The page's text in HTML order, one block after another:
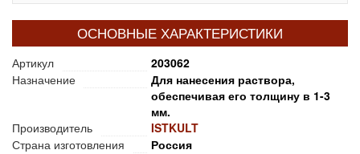
ОСНОВНЫЕ ХАРАКТЕРИСТИКИ
Артикул
203062
Назначение
Для нанесения раствора,
обеспечивая его толщину в 1-3
мм.
Производитель
ISTKULT
Страна изготовления
Россия